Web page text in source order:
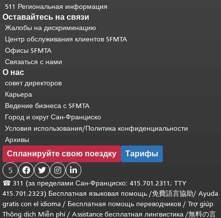
511 Региональная информация
Оставайтесь на связи
Жалобы на дискриминацию
Центр обслуживания клиентов SFMTA
Офисы SFMTA
Связаться с нами
О нас
совет директоров
Карьера
Ведение бизнеса с SFMTA
Город и округ Сан-Франциско
Условия использования/Политика конфиденциальности
Архивы
Спланируйте свою поездку Тарифы
5    
☎ 311 (за пределами Сан-Франциско: 415.701.2311; TTY
415.701.2323) Бесплатная языковая помощь /免費語言協助/ Ayuda
gratis con el idioma / Бесплатная помощь переводчиков / Trợ giúp
Thông dịch Miễn phí/ Assistance бесплатная лингвистика /無料の言